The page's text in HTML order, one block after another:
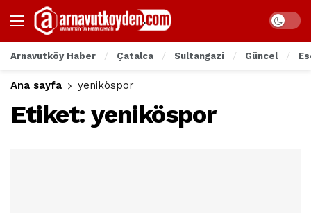
Arnavutköy Haber Çatalca Sultangazi Güncel
Ana sayfa yeniköspor
Etiket:yeniköspor